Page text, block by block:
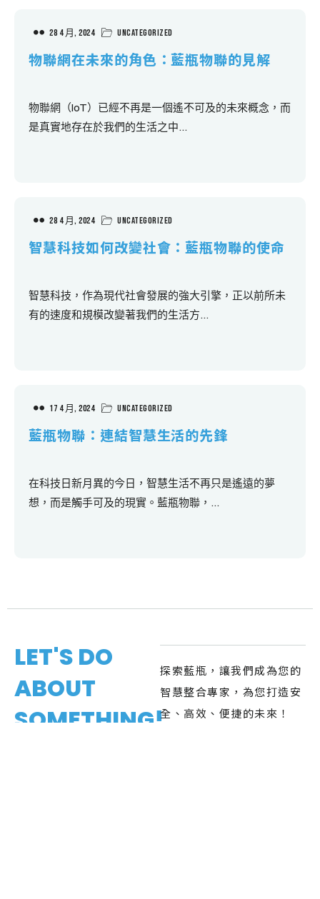
28 4 月, 2024 Uncategorized
物聯網在未來的角色：藍瓶物聯的見解
物聯網（IoT）已經不再是一個遙不可及的未來概念，而
是真實地存在於我們的生活之中...
28 4 月, 2024 Uncategorized
智慧科技如何改變社會：藍瓶物聯的使命
智慧科技，作為現代社會發展的強大引擎，正以前所未
有的速度和規模改變著我們的生活方...
17 4 月, 2024 Uncategorized
藍瓶物聯：連結智慧生活的先鋒
在科技日新月異的今日，智慧生活不再只是遙遠的夢
想，而是觸手可及的現實。藍瓶物聯，...
LET'S DO
ABOUT
SOMETHING!
探索藍瓶，讓我們成為您的
智慧整合專家，為您打造安
全、高效、便捷的未來！